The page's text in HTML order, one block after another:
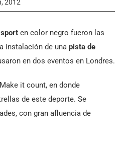
2012
en color negro fueron las
instalación de una pista de
en dos eventos en Londres.
it count, en donde
de este deporte. Se
con gran afluencia de